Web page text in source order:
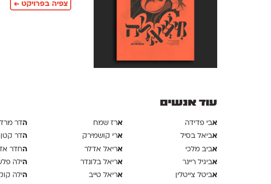
צפיה בפרויקט ←
עוד אנשים
אבי פדידה
אביאל בסיל
אביב מלכי
אביגיל ריינר
אביטל צייטלין
ארז שמח
ארי קושמירק
אריאל אדלר
אריאל בלונדר
אריאל טייב
הדר
הדר קטן
החדר
הילה
הילה